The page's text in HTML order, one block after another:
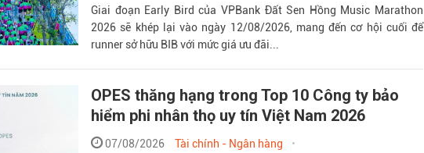
Giai đoạn Early Bird của VPBank Đất Sen Hồng Music Marathon
2026 sẽ khép lại vào ngày 12/08/2026, mang đến cơ hội cuối để
runner sở hữu BIB với mức giá ưu đãi...
OPES thăng hạng trong Top 10 Công ty bảo
hiểm phi nhân thọ uy tín Việt Nam 2026
07/08/2026 Tài chính - Ngân hàng